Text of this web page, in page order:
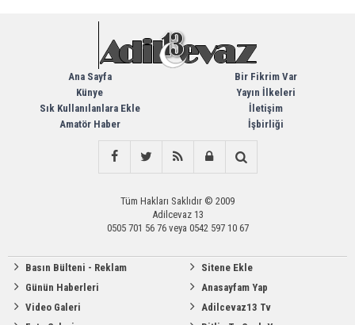
Ana Sayfa
Künye
Sık Kullanılanlara Ekle
Amatör Haber
Bir Fikrim Var
Yayın İlkeleri
İletişim
İşbirliği
Tüm Hakları Saklıdır © 2009
Adilcevaz 13
0505 701 56 76 veya 0542 597 10 67
Basın Bülteni - Reklam
Günün Haberleri
Video Galeri
Sitene Ekle
Anasayfam Yap
Adilcevaz13 Tv